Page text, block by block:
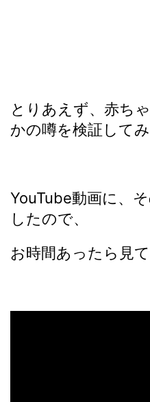
とりあえず、赤ち
かの噂を検証して
YouTube動画に、
したので、
お時間あったら見て